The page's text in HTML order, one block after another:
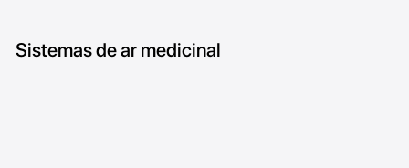
Sistemas de ar medicinal